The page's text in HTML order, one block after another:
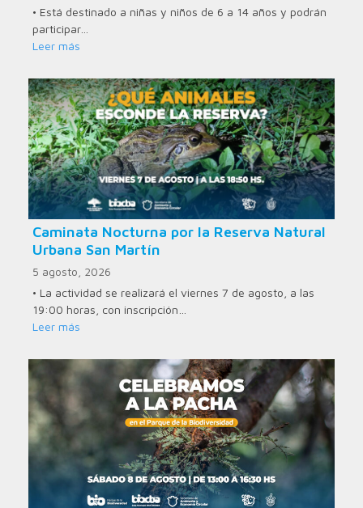
• Está destinado a niñas y niños de 6 a 14 años y podrán
participar…
Leer más
Caminata Nocturna por la Reserva Natural
Urbana San Martín
5 agosto, 2026
• La actividad se realizará el viernes 7 de agosto, a las
19:00 horas, con inscripción…
Leer más